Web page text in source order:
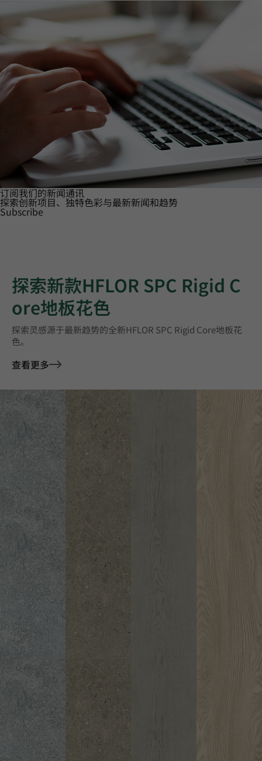
订阅我们的新闻通讯
探索创新项目、独特色彩与最新新闻和趋势
Subscribe
探索新款HFLOR SPC Rigid C
ore地板花色
探索灵感源于最新趋势的全新HFLOR SPC Rigid Core地板花
色。
查看更多